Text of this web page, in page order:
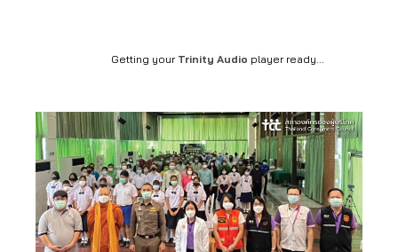
Getting your Trinity Audio player ready...